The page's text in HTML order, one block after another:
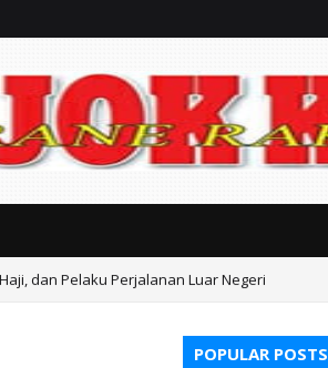
dan Pelaku Perjalanan Luar Negeri
POPULAR POSTS